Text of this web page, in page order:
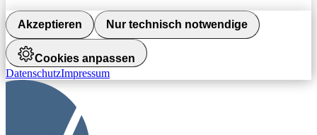
Akzeptieren Nur technisch notwendige
Cookies anpassen
DatenschutzImpressum